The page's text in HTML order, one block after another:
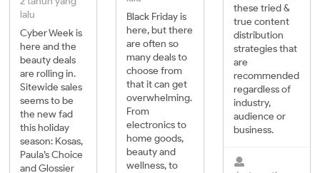
lalu
Cyber Week is
here and the
beauty deals
are rolling in.
Sitewide sales
seems to be
the new fad
this holiday
season: Kosas,
Paula’s Choice
and Glossier
Black Friday is
here, but there
are often so
many deals to
choose from
that it can get
overwhelming.
From
electronics to
home goods,
beauty and
wellness, to
these tried &
true content
distribution
strategies that
are
recommended
regardless of
industry,
audience or
business.